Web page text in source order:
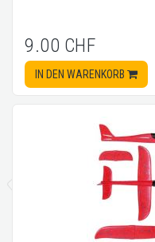
9.00 CHF
IN DEN WARENKORB